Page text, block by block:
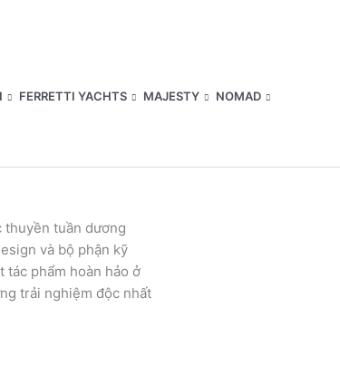
FERRETTI YACHTS MAJESTY NOMAD
thuyền tuần dương
và bộ phận kỹ
tác phẩm hoàn hảo ở
trải nghiệm độc nhất